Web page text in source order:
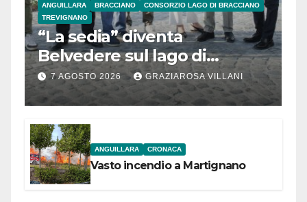
ANGUILLARA BRACCIANO
CONSORZIO LAGO DI BRACCIANO
TREVIGNANO
“La sedia” diventa
Belvedere sul lago di
Bracciano: ieri
l’inaugurazione
7 AGOSTO 2026 GRAZIAROSA VILLANI
ANGUILLARA CRONACA
Vasto incendio a Martignano